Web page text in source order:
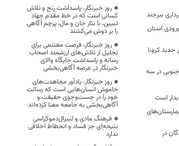
بیرجند
استان
شناسایی 109 بیمار جدید کرونا
جنوبی در سه
است
در
روز خبرنگار، پاسداشت رنج و تلاش
کسانی است که در خط مقدم جهاد
تبیین، با نثار جان و مال، پرچم آگاهی
را بر دوش می‌کشند
روز خبرنگار، فرصت مغتنمی برای
تجلیل از تلاش‌های ارزشمند اصحاب
رسانه و پاسداشت جایگاه والای
خبرنگار در عرصه آگاهی‌بخشی
روز خبرنگار، یادآور مجاهدت‌های
خاموش انسان‌هایی است که رسالت
خود را در جست‌وجوی حقیقت و
آگاهی‌بخشی به جامعه معنا کرده‌اند
فرهنگ مادی و لیبرال‌دموکراسی
نتیجه‌ای جز فساد و انحطاط اخلاقی
ندارد